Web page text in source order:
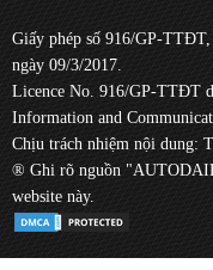
Giấy phép số 916/GP-
ngày 09/3/2017.
Licence No. 916/GP-TTĐT
Information and
Chịu trách nhiệm nội dung:
® Ghi rõ nguồn
website này.